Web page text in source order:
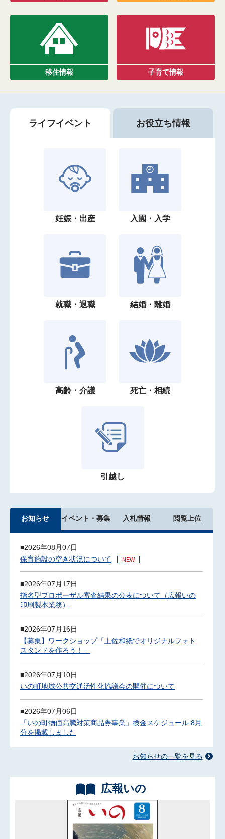
移住情報 子育て情報
ライフイベント お役立ち情報
妊娠・出産 入園・入学
就職・退職 結婚・離婚
高齢・介護 死亡・相続
引越し
お知らせ イベント・募集 入札情報 閲覧上位
2026年08月07日
保育施設の空き状況について
NEW
2026年07月17日
指名型プロポーザル審査結果の公表について（広報いの
印刷製本業務）
2026年07月16日
【募集】ワークショップ「土佐和紙でオリジナルフォト
スタンドを作ろう！」
2026年07月10日
いの町地域公共交通活性化協議会の開催について
2026年07月06日
「いの町物価高騰対策商品券事業」換金スケジュール 8月
分を掲載しました
お知らせの一覧を見る
広報いの